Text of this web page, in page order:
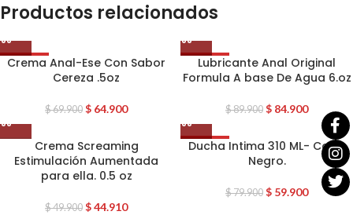
Productos relacionados
OFERTA
Crema Anal-Ese Con Sabor
Cereza .5oz
$69.900 $ 64.900
OFERTA
Lubricante Anal Original
Formula A base De Agua 6.oz
$89.900 $ 84.900
Crema Screaming
Estimulación Aumentada
para ella. 0.5 oz
$49.900 $44.910
OFERTA
Ducha Intima 310 ML- Color
Negro.
$79.900 $ 59.900